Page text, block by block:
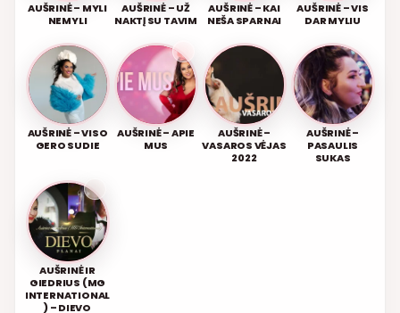
AUŠRINĖ – MYLI
NEMYLI
AUŠRINĖ – UŽ
NAKTĮ SU TAVIM
AUŠRINĖ – KAI
NEŠA SPARNAI
AUŠRINĖ – VIS
DAR MYLIU
AUŠRINĖ – VISO
GERO SUDIE
AUŠRINĖ – APIE
MUS
AUŠRINĖ –
VASAROS VĖJAS
2022
AUŠRINĖ –
PASAULIS
SUKAS
AUŠRINĖ IR
GIEDRIUS (MG
INTERNATIONAL
) – DIEVO